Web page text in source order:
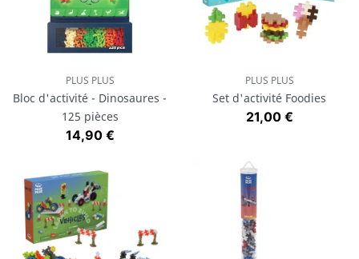
PLUS PLUS
Bloc d'activité - Dinosaures -
125 pièces
Prix
14,90 €
PLUS PLUS
Set d'activité Foodies
Prix
21,00 €